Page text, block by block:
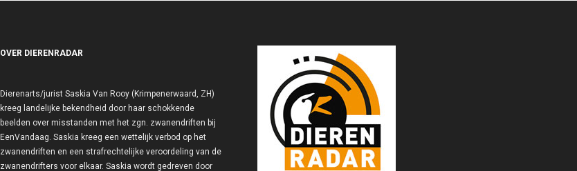
OVER DIERENRADAR
Dierenarts/jurist Saskia Van Rooy (Krimpenerwaard, ZH)
kreeg landelijke bekendheid door haar schokkende
beelden over misstanden met het zgn. zwanendriften bij
EenVandaag. Saskia kreeg een wettelijk verbod op het
zwanendriften en een strafrechtelijke veroordeling van de
zwanendrifters voor elkaar. Saskia wordt gedreven door